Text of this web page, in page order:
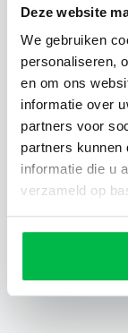
Deze website
We gebruiken
personaliseren,
en om ons
informatie over
partners voor
partners kunnen
informatie die u
verzameld op
Soms moeten
dingen
veel waard en
het
eromheen,
kosten die u
waar wij mee
vrijwaring van
dus echt
tevreden